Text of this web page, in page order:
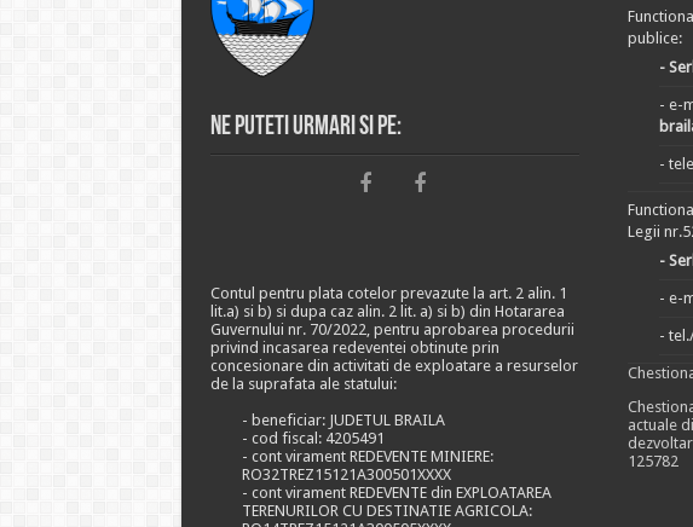
Ne puteti urmari si pe:
Contul pentru plata cotelor prevazute la art. 2 alin. 1
lit.a) si b) si dupa caz alin. 2 lit. a) si b) din Hotararea
Guvernului nr. 70/2022, pentru aprobarea procedurii
privind incasarea redeventei obtinute prin
concesionare din activitati de exploatare a resurselor
de la suprafata ale statului:
- beneficiar: JUDETUL BRAILA
- cod fiscal: 4205491
- cont virament REDEVENTE MINIERE:
RO32TREZ15121A300501XXXX
- cont virament REDEVENTE din EXPLOATAREA
TERENURILOR CU DESTINATIE AGRICOLA:
publice:
-
- e-
-
Legii
-
- e-
-
actuale
125782